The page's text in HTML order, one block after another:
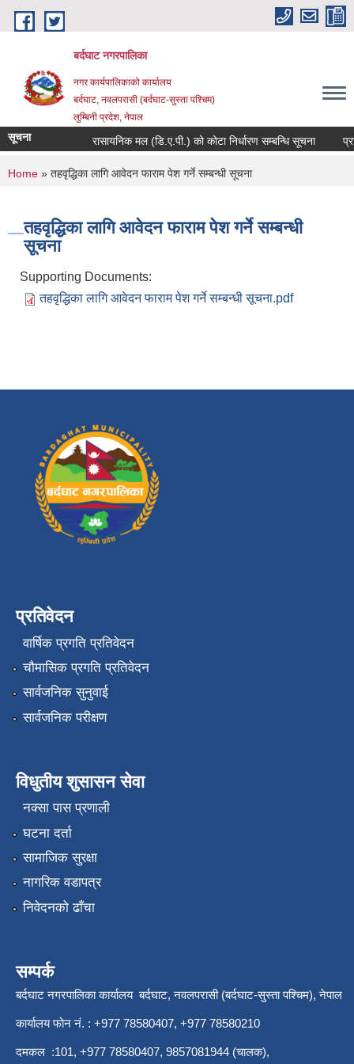
Skip to main content
बर्दघाट नगरपालिका
नगर कार्यपालिकाको कार्यालय
बर्दघाट, नवलपरासी (बर्दघाट-सुस्ता पश्चिम)
लुम्बिनी प्रदेश, नेपाल
सूचना रासायनिक मल (डि.ए.पी.) को कोटा निर्धारण सम्बन्धि सूचना
You are here
Home » तहवृद्धिका लागि आवेदन फाराम पेश गर्ने सम्बन्धी सूचना
तहवृद्धिका लागि आवेदन फाराम पेश गर्ने सम्बन्धी
सूचना
Supporting Documents:
तहवृद्धिका लागि आवेदन फाराम पेश गर्ने सम्बन्धी सूचना.pdf
प्रतिवेदन
वार्षिक प्रगति प्रतिवेदन
चौमासिक प्रगति प्रतिवेदन
सार्वजनिक सुनुवाई
सार्वजनिक परीक्षण
विधुतीय शुसासन सेवा
नक्सा पास प्रणाली
घटना दर्ता
सामाजिक सुरक्षा
नागरिक वडापत्र
निवेदनको ढाँचा
सम्पर्क
बर्दघाट नगरपालिका कार्यालय बर्दघाट, नवलपरासी (बर्दघाट-सुस्ता पश्चिम), नेपाल
कार्यालय फोन नं. : +977 78580407, +977 78580210
दमकल :101, +977 78580407, 9857081944 (चालक),